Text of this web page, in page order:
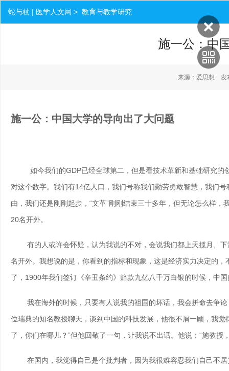
蛇与杖 | 医学人文网 > 教育与教学研究
施一公：中
来源：爱思想 发
施一公：中国大学的导向出了大问题
如今我们的GDP已经全球第二，但是看技术革新和基础研究
对这个数字。我们有14亿人口，我们号称我们勤劳勇敢智慧，我们
由，我们还是刚刚起步，“文革”刚刚结束三十多年，但无论怎么样
20名开外。
有的人或许会怀疑，认为我说的不对，会说我们都上天揽月、下
名开外。我想说的是，你看到的指标和现象，这是经济实力决定的
了，1900年我们签订《辛丑条约》赔款九亿八千万白银的时候，中
我在海外的时候，只要有人说我的祖国的坏话，我会拼命去争论
位瑞典的知名教授聊天，谈到中国的科技发展，他很不屑一顾，我
了，你们在哪儿？”但他回敬了一句，让我说不出话。他说：“施教
在国内，我觉得自己是个批判者，因为我很难容忍我们自己不居